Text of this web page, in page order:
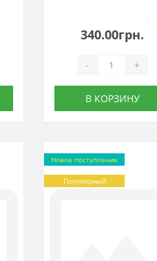
340.00грн.
- +
В КОРЗИНУ
Новое поступление
Популярный